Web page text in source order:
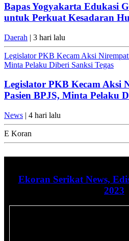
Bapas Yogyakarta Edukasi
untuk Perkuat Kesadaran
Daerah | 3 hari lalu
Legislator PKB Kecam Aksi
Minta Pelaku Diberi Sanksi Tegas
Legislator PKB Kecam Aksi
Pasien BPJS, Minta Pelaku
News | 4 hari lalu
E Koran
Ekoran Serikat News,
2023